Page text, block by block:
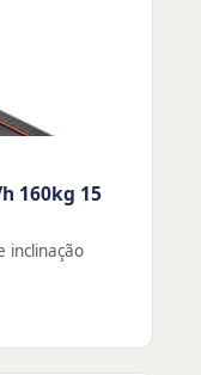
160kg 15
inclinação